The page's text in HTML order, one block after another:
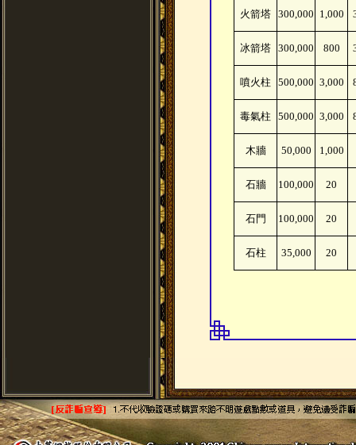
火箭塔 300,000 1,000
冰箭塔 300,000 800
噴火柱 500,000 3,000
毒氣柱 500,000 3,000
木牆 50,000 1,000
石牆 100,000 20
石門 100,000 20
石柱 35,000 20